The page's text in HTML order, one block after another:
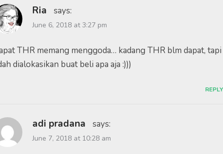
Ria says:
June 6, 2018 at 3:27 pm
THR memang menggoda… kadang THR blm dapat, tapi
dialokasikan buat beli apa aja :)))
REPLY
adi pradana says:
June 7, 2018 at 10:28 am